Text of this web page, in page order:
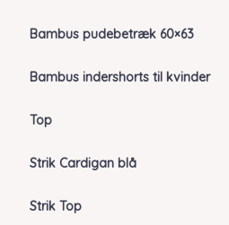
Bambus pudebetræk 60×63
Bambus indershorts til kvinder
Top
Strik Cardigan blå
Strik Top